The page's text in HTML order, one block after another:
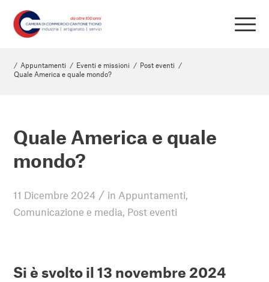
/ Appuntamenti / Eventi e missioni / Post eventi /
Quale America e quale mondo?
Quale America e quale
mondo?
11 Dicembre 2024 / in Appuntamenti,
Comunicazione e media, Post eventi
Si è svolto il 13 novembre 2024